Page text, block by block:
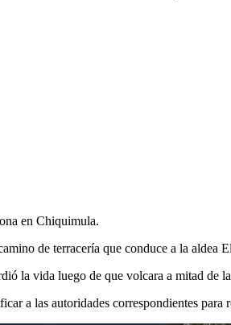
en Chiquimula.
de terracería que conduce a la
la vida luego de que volcara a mitad de
a las autoridades correspondientes para